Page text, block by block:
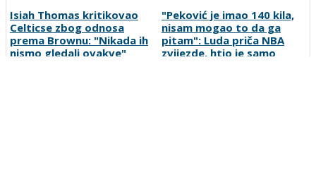
Sportista preminuo u 25.
godini
putovati 100 kilometara
od Mostara kako bi
trenirala